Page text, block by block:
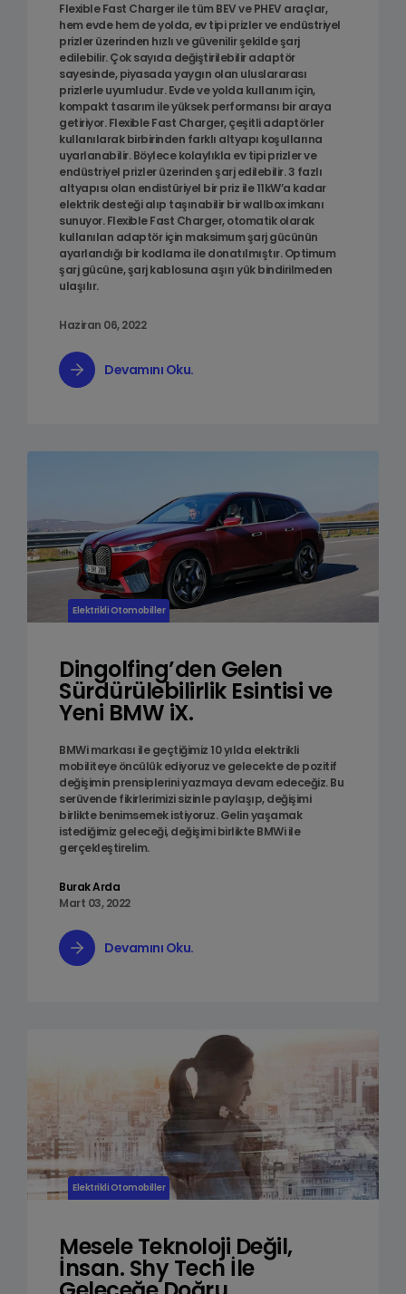
Flexible Fast Charger ile tüm BEV ve PHEV araçlar,
hem evde hem de yolda, ev tipi prizler ve endüstriyel
prizler üzerinden hızlı ve güvenilir şekilde şarj
edilebilir. Çok sayıda değiştirilebilir adaptör
sayesinde, piyasada yaygın olan uluslararası
prizlerle uyumludur. Evde ve yolda kullanım için,
kompakt tasarım ile yüksek performansı bir araya
getiriyor. Flexible Fast Charger, çeşitli adaptörler
kullanılarak birbirinden farklı altyapı koşullarına
uyarlanabilir. Böylece kolaylıkla ev tipi prizler ve
endüstriyel prizler üzerinden şarj edilebilir. 3 fazlı
altyapısı olan endistüriyel bir priz ile 11kW’a kadar
elektrik desteği alıp taşınabilir bir wallbox imkanı
sunuyor. Flexible Fast Charger, otomatik olarak
kullanılan adaptör için maksimum şarj gücünün
ayarlandığı bir kodlama ile donatılmıştır. Optimum
şarj gücüne, şarj kablosuna aşırı yük bindirilmeden
ulaşılır.
Haziran 06, 2022
Devamını Oku.
Elektrikli Otomobiller
Dingolfing’den Gelen
Sürdürülebilirlik Esintisi ve
Yeni BMW iX.
BMWi markası ile geçtiğimiz 10 yılda elektrikli
mobiliteye öncülük ediyoruz ve gelecekte de pozitif
değişimin prensiplerini yazmaya devam edeceğiz. Bu
serüvende fikirlerimizi sizinle paylaşıp, değişimi
birlikte benimsemek istiyoruz. Gelin yaşamak
istediğimiz geleceği, değişimi birlikte BMWi ile
gerçekleştirelim.
Burak Arda
Mart 03, 2022
Devamını Oku.
Elektrikli Otomobiller
Mesele Teknoloji Değil,
İnsan. Shy Tech İle